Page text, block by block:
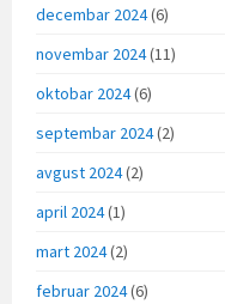
decembar 2024(6)
novembar 2024(11)
oktobar 2024(6)
septembar 2024(2)
avgust 2024(2)
april 2024(1)
mart 2024(2)
februar 2024(6)